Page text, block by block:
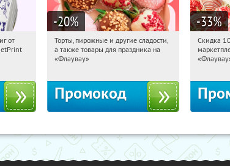
от
-20%
08:13:25 Получили:
Россия
Торты, пирожные и другие сладости,
а также товары для праздника на
«Флаувау»
Промокод
-33%
Россия
Скидка